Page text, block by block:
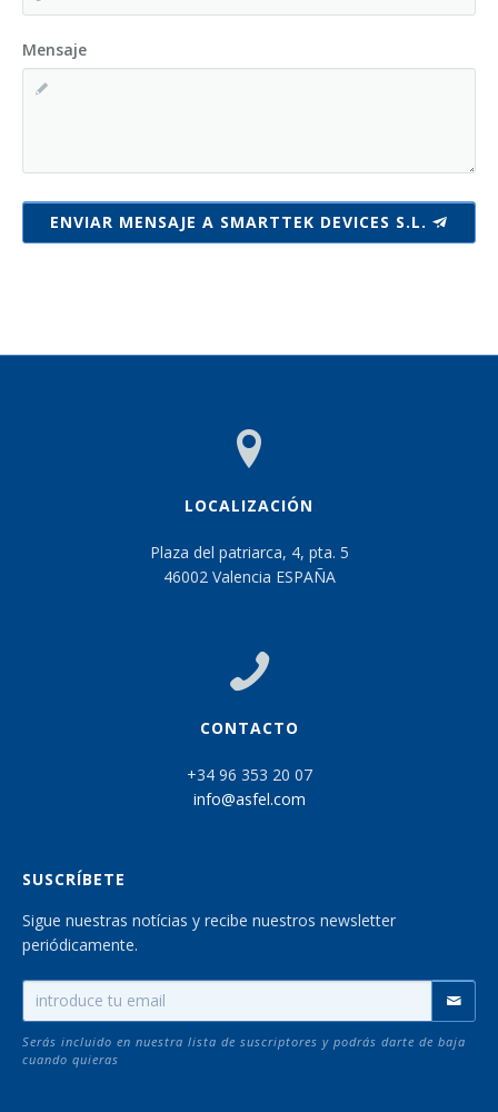
Mensaje
ENVIAR MENSAJE A SMARTTEK DEVICES S.L.
LOCALIZACIÓN
Plaza del patriarca, 4, pta. 5
46002 Valencia ESPAÑA
CONTACTO
+34 96 353 20 07
info@asfel.com
SUSCRÍBETE
Sigue nuestras notícias y recibe nuestros newsletter
periódicamente.
Serás incluido en nuestra lista de suscriptores y podrás darte de baja
cuando quieras